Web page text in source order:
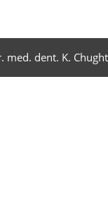
med. dent. K.